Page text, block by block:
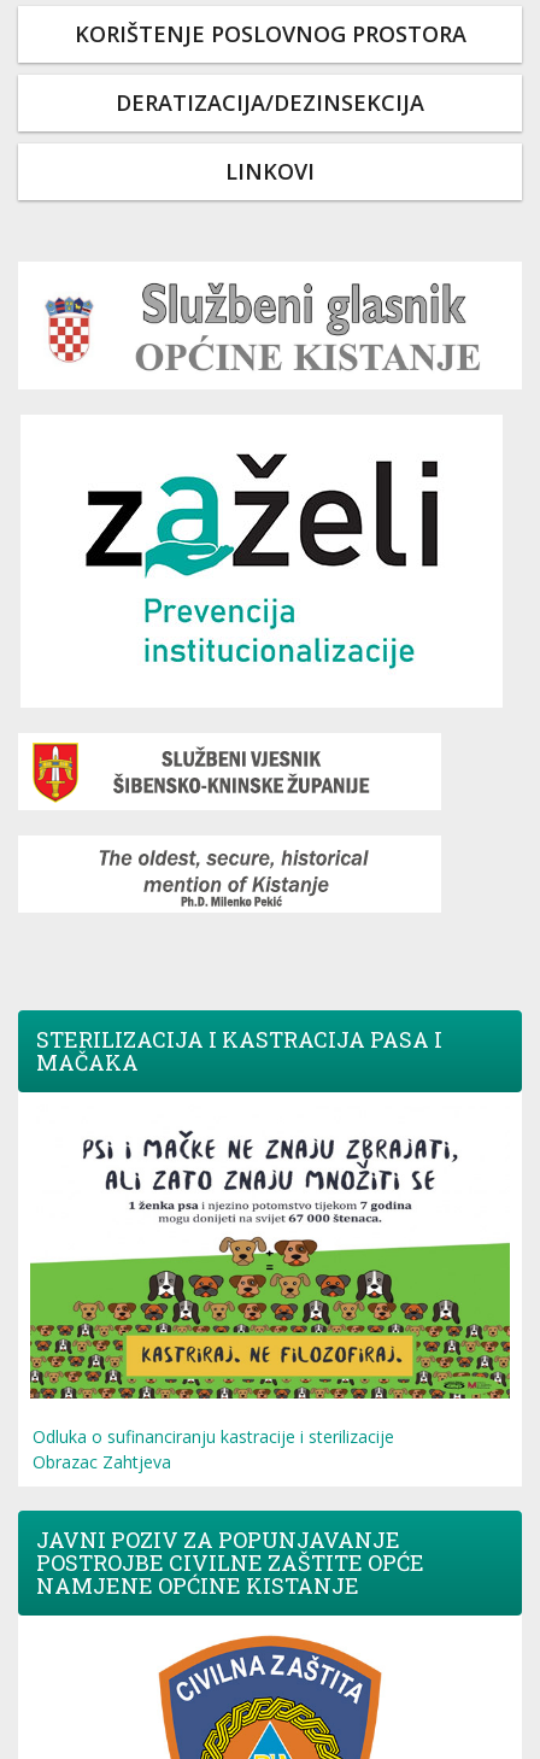
KORIŠTENJE POSLOVNOG PROSTORA
DERATIZACIJA/DEZINSEKCIJA
LINKOVI
STERILIZACIJA I KASTRACIJA PASA I
MAČAKA
Odluka o sufinanciranju kastracije i sterilizacije
Obrazac Zahtjeva
JAVNI POZIV ZA POPUNJAVANJE
POSTROJBE CIVILNE ZAŠTITE OPĆE
NAMJENE OPĆINE KISTANJE